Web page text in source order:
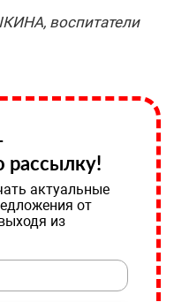
воспитатели
рассылку!
актуальные
от
из